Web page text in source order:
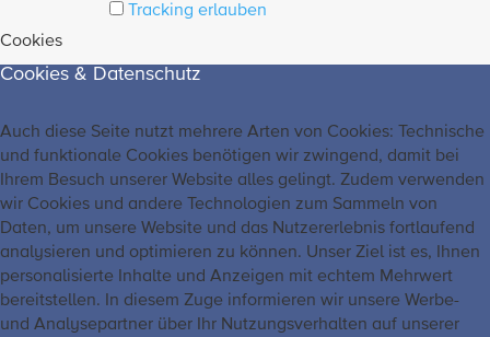
Tracking erlauben
Cookies
Cookies & Datenschutz
Auch diese Seite nutzt mehrere Arten von Cookies: Technische
und funktionale Cookies benötigen wir zwingend, damit bei
Ihrem Besuch unserer Website alles gelingt. Zudem verwenden
wir Cookies und andere Technologien zum Sammeln von
Daten, um unsere Website und das Nutzererlebnis fortlaufend
analysieren und optimieren zu können. Unser Ziel ist es, Ihnen
personalisierte Inhalte und Anzeigen mit echtem Mehrwert
bereitstellen. In diesem Zuge informieren wir unsere Werbe-
und Analysepartner über Ihr Nutzungsverhalten auf unserer